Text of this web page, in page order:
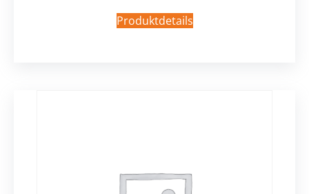
Produktdetails